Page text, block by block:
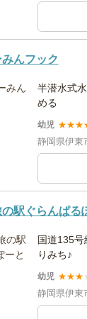
んフック
半潜水式
める
幼児 ★★★
静岡県伊東
駅ぐらんぱる
国道135
りみち♪
幼児 ★★★
静岡県伊東